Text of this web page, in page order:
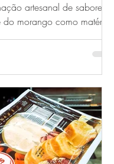
artesanal de sabores A
morango como matéria-